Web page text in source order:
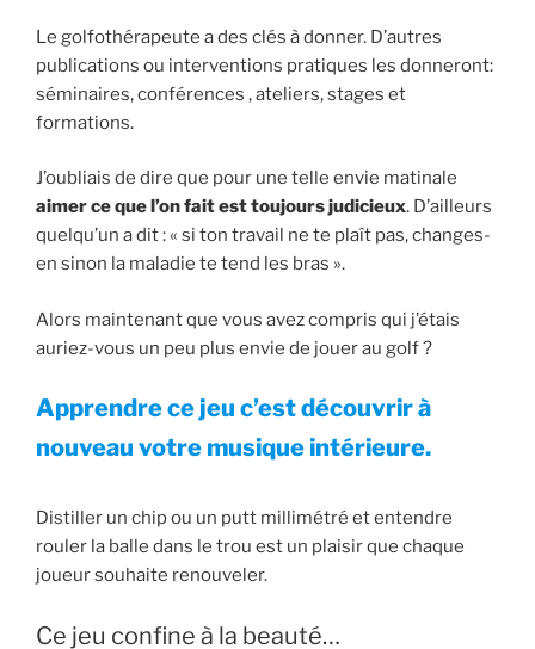
Le golfothérapeute a des clés à donner. D’autres
publications ou interventions pratiques les donneront:
séminaires, conférences , ateliers, stages et
formations.
J’oubliais de dire que pour une telle envie matinale
aimer ce que l’on fait est toujours judicieux. D’ailleurs
quelqu’un a dit : « si ton travail ne te plaît pas, changes-
en sinon la maladie te tend les bras ».
Alors maintenant que vous avez compris qui j’étais
auriez-vous un peu plus envie de jouer au golf ?
Apprendre ce jeu c’est découvrir à
nouveau votre musique intérieure.
Distiller un chip ou un putt millimétré et entendre
rouler la balle dans le trou est un plaisir que chaque
joueur souhaite renouveler.
Ce jeu confine à la beauté…